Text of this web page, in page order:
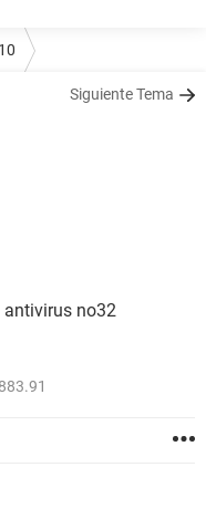
Siguiente Tema
antivirus no32